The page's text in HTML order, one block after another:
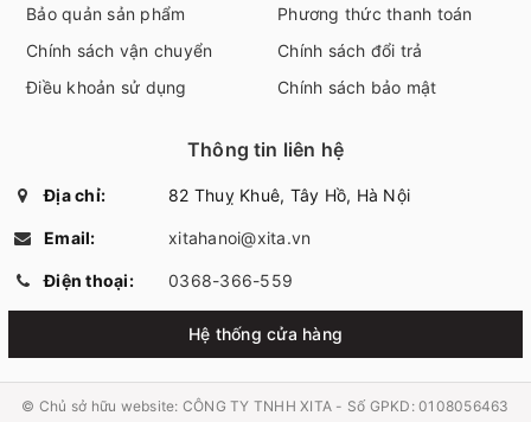
Bảo quản sản phẩm
Phương thức thanh toán
Chính sách vận chuyển
Chính sách đổi trả
Điều khoản sử dụng
Chính sách bảo mật
Thông tin liên hệ
Địa chỉ: 82 Thuỵ Khuê, Tây Hồ, Hà Nội
Email: xitahanoi@xita.vn
Điện thoại: 0368-366-559
Hệ thống cửa hàng
© Chủ sở hữu website: CÔNG TY TNHH XITA - Số GPKD: 0108056463